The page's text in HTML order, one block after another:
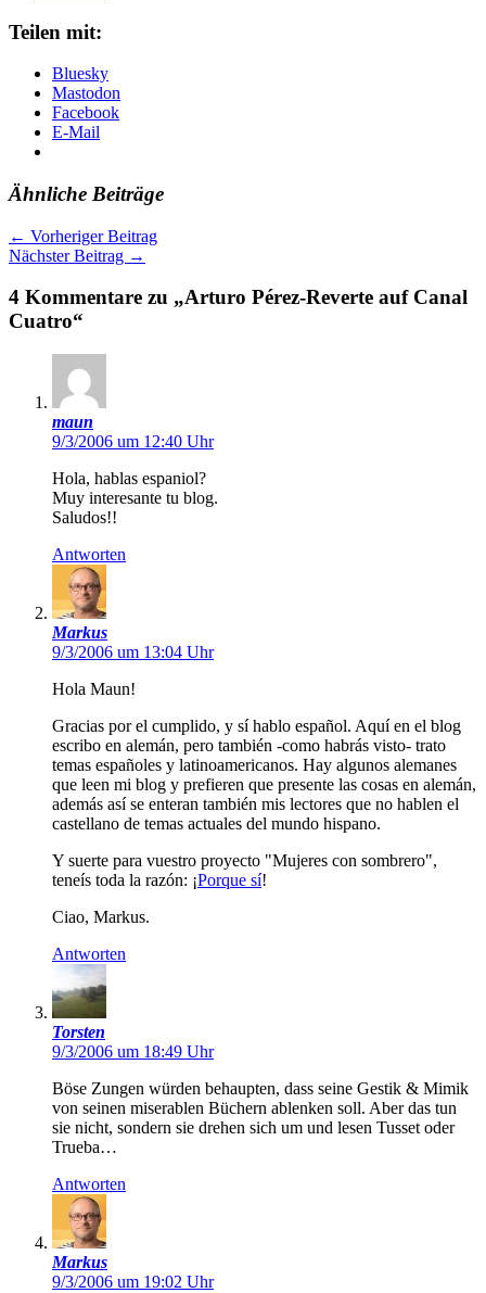
Teilen mit:
Bluesky
Mastodon
Facebook
E-Mail
Ähnliche Beiträge
← Vorheriger Beitrag
Nächster Beitrag →
4 Kommentare zu „Arturo Pérez-Reverte auf Canal
Cuatro“
maun
9/3/2006 um 12:40 Uhr
Hola, hablas espaniol?
Muy interesante tu blog.
Saludos!!
Antworten
Markus
9/3/2006 um 13:04 Uhr
Hola Maun!
Gracias por el cumplido, y sí hablo español. Aquí en el blog
escribo en alemán, pero también -como habrás visto- trato
temas españoles y latinoamericanos. Hay algunos alemanes
que leen mi blog y prefieren que presente las cosas en alemán,
además así se enteran también mis lectores que no hablen el
castellano de temas actuales del mundo hispano.
Y suerte para vuestro proyecto "Mujeres con sombrero",
teneís toda la razón: ¡Porque sí!
Ciao, Markus.
Antworten
Torsten
9/3/2006 um 18:49 Uhr
Böse Zungen würden behaupten, dass seine Gestik & Mimik
von seinen miserablen Büchern ablenken soll. Aber das tun
sie nicht, sondern sie drehen sich um und lesen Tusset oder
Trueba…
Antworten
Markus
9/3/2006 um 19:02 Uhr